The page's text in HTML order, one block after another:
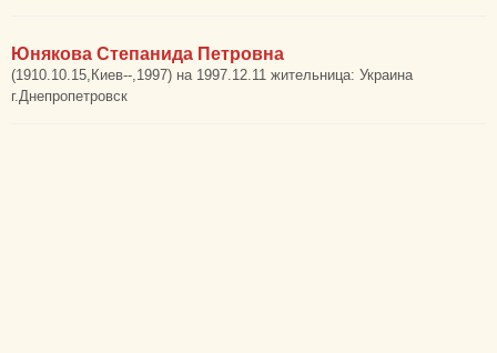
Юнякова Степанида Петровна
(1910.10.15,Киев--,1997) на 1997.12.11 жительница: Украина
г.Днепропетровск